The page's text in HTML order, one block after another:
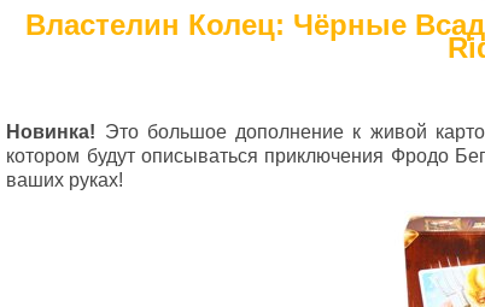
Властелин Колец: Чёрные
Новинка! Это большое дополнение к живой
котором будут описываться приключения Фродо
ваших руках!